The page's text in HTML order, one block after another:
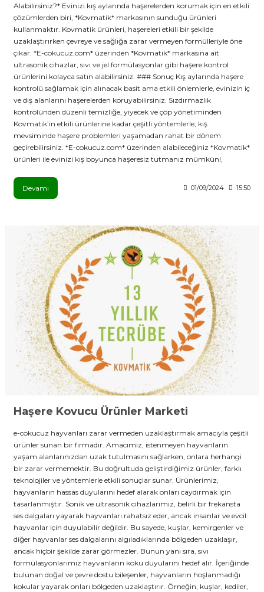
Alabilirsiniz?* Evinizi kış aylarında haşerelerden korumak için en etkili
çözümlerden biri, *Kovmatik* markasının sunduğu ürünleri
kullanmaktır. Kovmatik ürünleri, haşereleri etkili bir şekilde
uzaklaştırırken çevreye ve sağlığa zarar vermeyen formülleriyle öne
çıkar. *E-cokucuz.com* üzerinden *Kovmatik* markasına ait
ultrasonik cihazlar, sıvı ve jel formülasyonlar gibi haşere kontrol
ürünlerini kolayca satın alabilirsiniz. ### Sonuç Kış aylarında haşere
kontrolü sağlamak için alınacak basit ama etkili önlemlerle, evinizin iç
ve dış alanlarını haşerelerden koruyabilirsiniz. Sızdırmazlık
kontrolünden düzenli temizliğe, yiyecek ve çöp yönetiminden
Kovmatik’in etkili ürünlerine kadar çeşitli yöntemlerle, kış
mevsiminde haşere problemleri yaşamadan rahat bir dönem
geçirebilirsiniz. *E-cokucuz.com* üzerinden alabileceğiniz *Kovmatik*
ürünleri ile evinizi kış boyunca haşeresiz tutmanız mümkün!,
Devamı 01/09/2024 15:50
Haşere Kovucu Ürünler Marketi
e-cokucuz hayvanları zarar vermeden uzaklaştırmak amacıyla çeşitli
ürünler sunan bir firmadır. Amacımız, istenmeyen hayvanların
yaşam alanlarınızdan uzak tutulmasını sağlarken, onlara herhangi
bir zarar vermemektir. Bu doğrultuda geliştirdiğimiz ürünler, farklı
teknolojiler ve yöntemlerle etkili sonuçlar sunar. Ürünlerimiz,
hayvanların hassas duyularını hedef alarak onları caydırmak için
tasarlanmıştır. Sonik ve ultrasonik cihazlarımız, belirli bir frekansta
ses dalgaları yayarak hayvanları rahatsız eder, ancak insanlar ve evcil
hayvanlar için duyulabilir değildir. Bu sayede, kuşlar, kemirgenler ve
diğer hayvanlar ses dalgalarını algıladıklarında bölgeden uzaklaşır,
ancak hiçbir şekilde zarar görmezler. Bunun yanı sıra, sıvı
formülasyonlarımız hayvanların koku duyularını hedef alır. İçeriğinde
bulunan doğal ve çevre dostu bileşenler, hayvanların hoşlanmadığı
kokular yayarak onları bölgeden uzaklaştırır. Örneğin, kuşlar, kediler,